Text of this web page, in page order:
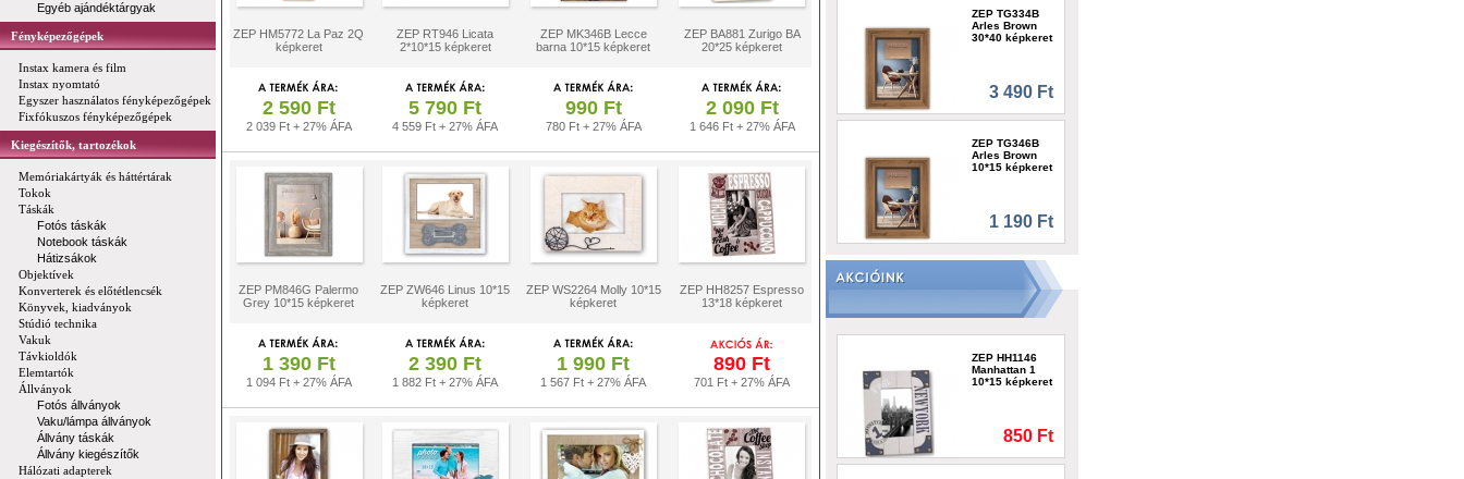
Egyéb ajándéktárgyak
Fényképezőgépek
Instax kamera és film
Instax nyomtató
Egyszer használatos fényképezőgépek
Fixfókuszos fényképezőgépek
Kiegészítők, tartozékok
Memóriakártyák és háttértárak
Tokok
Táskák
Fotós táskák
Notebook táskák
Hátizsákok
Objektívek
Konverterek és előtétlencsék
Könyvek, kiadványok
Stúdió technika
Vakuk
Távkioldók
Elemtartók
Állványok
Fotós állványok
Vaku/lámpa állványok
Állvány táskák
Állvány kiegészítők
Hálózati adapterek
ZEP HM5772 La Paz 2Q
képkeret
ZEP RT946 Licata
2*10*15 képkeret
ZEP MK346B Lecce
barna 10*15 képkeret
ZEP BA881 Zurigo BA
20*25 képkeret
2 590 Ft
2 039 Ft + 27% ÁFA
5 790 Ft
4 559 Ft + 27% ÁFA
990 Ft
780 Ft + 27% ÁFA
2 090 Ft
1 646 Ft + 27% ÁFA
ZEP PM846G Palermo
Grey 10*15 képkeret
ZEP ZW646 Linus 10*15
képkeret
ZEP WS2264 Molly 10*15
képkeret
ZEP HH8257 Espresso
13*18 képkeret
1 390 Ft
1 094 Ft + 27% ÁFA
2 390 Ft
1 882 Ft + 27% ÁFA
1 990 Ft
1 567 Ft + 27% ÁFA
890 Ft
701 Ft + 27% ÁFA
ZEP TG334B
Arles Brown
30*40 képkeret
3 490 Ft
ZEP TG346B
Arles Brown
10*15 képkeret
1 190 Ft
ZEP HH1146
Manhattan 1
10*15 képkeret
850 Ft